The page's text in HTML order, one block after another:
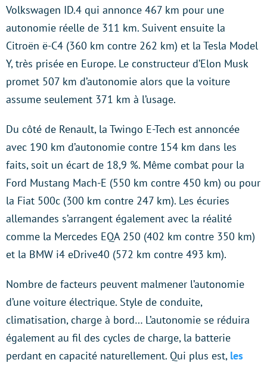
Volkswagen ID.4 qui annonce 467 km pour une
autonomie réelle de 311 km. Suivent ensuite la
Citroën ë-C4 (360 km contre 262 km) et la Tesla Model
Y, très prisée en Europe. Le constructeur d’Elon Musk
promet 507 km d’autonomie alors que la voiture
assume seulement 371 km à l’usage.
Du côté de Renault, la Twingo E-Tech est annoncée
avec 190 km d’autonomie contre 154 km dans les
faits, soit un écart de 18,9 %. Même combat pour la
Ford Mustang Mach-E (550 km contre 450 km) ou pour
la Fiat 500c (300 km contre 247 km). Les écuries
allemandes s’arrangent également avec la réalité
comme la Mercedes EQA 250 (402 km contre 350 km)
et la BMW i4 eDrive40 (572 km contre 493 km).
Nombre de facteurs peuvent malmener l’autonomie
d’une voiture électrique. Style de conduite,
climatisation, charge à bord… L’autonomie se réduira
également au fil des cycles de charge, la batterie
perdant en capacité naturellement. Qui plus est, les